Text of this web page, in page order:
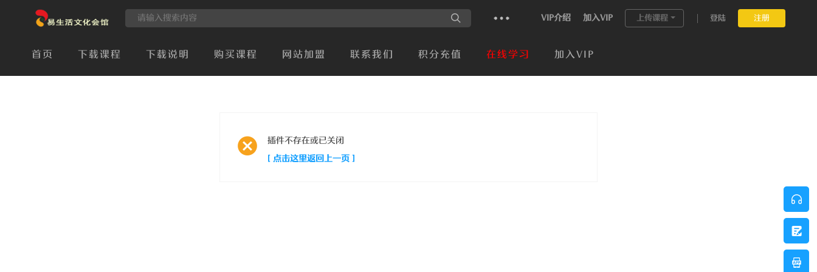
VIP介绍 加入VIP 上传课程 登陆 注册
首页 下载课程 下载说明 购买课程 网站加盟 联系我们 积分充值 在线学习 加入VIP
插件不存在或已关闭
[ 点击这里返回上一页 ]